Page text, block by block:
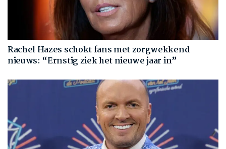
Rachel Hazes schokt fans met zorgwekkend
nieuws: “Ernstig ziek het nieuwe jaar in”